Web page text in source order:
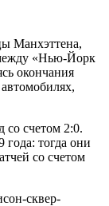
Манхэттена,
«Нью-Йорк
окончания
со счетом 2:0.
тогда они
со счетом
сквер-